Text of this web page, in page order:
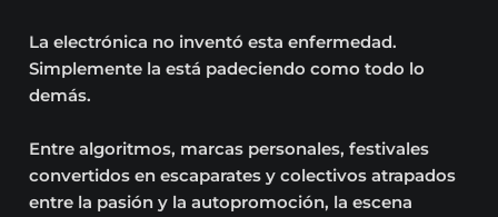
La electrónica no inventó esta enfermedad.
Simplemente la está padeciendo como todo lo
demás.
Entre algoritmos, marcas personales, festivales
convertidos en escaparates y colectivos atrapados
entre la pasión y la autopromoción, la escena